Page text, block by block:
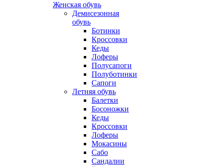
Женская обувь
Демисезонная
обувь
Ботинки
Кроссовки
Кеды
Лоферы
Полусапоги
Полуботинки
Сапоги
Летняя обувь
Балетки
Босоножки
Кеды
Кроссовки
Лоферы
Мокасины
Сабо
Сандалии